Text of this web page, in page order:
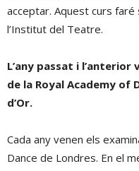
acceptar. Aquest curs faré
l’Institut del Teatre.
L’any passat i
de la Royal Academy of
d’Or.
Cada any venen els
Dance de Londres. En el